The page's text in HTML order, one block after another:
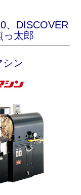
、 DISCOVER
っ太郎
シン